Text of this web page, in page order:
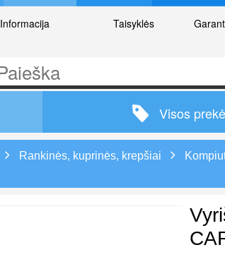
Informacija Taisyklės
Visos
Rankinės, kuprinės, krepšiai